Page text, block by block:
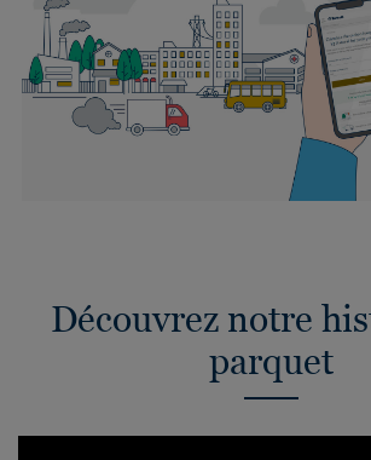
Découvrez notre
parquet